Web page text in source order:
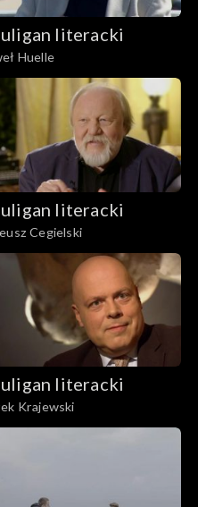
literacki
Huelle
literacki
Cegielski
literacki
Krajewski